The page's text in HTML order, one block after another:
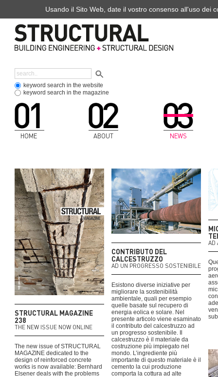
keyword search in the website
keyword search in the magazine
HOME ABOUT NEWS
STRUCTURAL MAGAZINE
238
THE NEW ISSUE NOW ONLINE
The new issue of STRUCTURAL
MAGAZINE dedicated to the
design of reinforced concrete
works is now available: Bernhard
Elsener deals with the problems
CONTRIBUTO DEL
CALCESTRUZZO
AD UN PROGRESSO SOSTENIBILE
Esistono diverse iniziative per
migliorare la sostenibilità
ambientale, quali per esempio
quelle basate sul recupero di
energia eolica e solare. Nel
presente articolo viene esaminato
il contributo del calcestruzzo ad
un progresso sostenibile. Il
calcestruzzo è il materiale da
costruzione più impiegato nel
mondo. L’ingrediente più
importante di questo materiale è il
cemento la cui produzione
comporta la cottura ad alte
AD
Usando il Sito Web, date il vostro consenso all'uso